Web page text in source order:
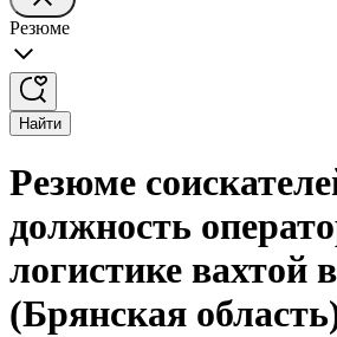
Резюме
Найти
Резюме
должность
логистике вахтой
(Брянская